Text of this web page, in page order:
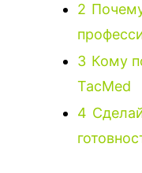
2
3 Кому
TacMed
4